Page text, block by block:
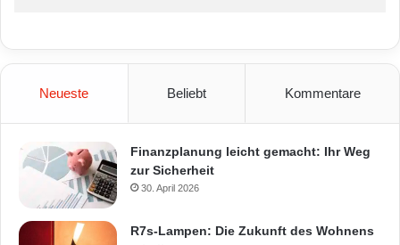
Neueste Beliebt Kommentare
Finanzplanung leicht gemacht: Ihr Weg
zur Sicherheit
30. April 2026
R7s-Lampen: Die Zukunft des Wohnens